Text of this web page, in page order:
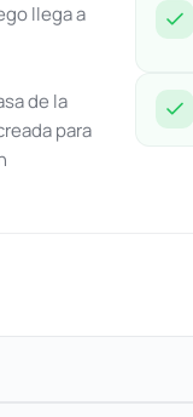
llega a
de la
para